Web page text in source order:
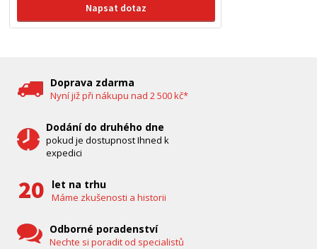
Napsat dotaz
Doprava zdarma
Nyní již při nákupu nad 2 500 kč*
Dodání do druhého dne
pokud je dostupnost Ihned k
expedici
let na trhu
Máme zkušenosti a historii
Odborné poradenství
Nechte si poradit od specialistů